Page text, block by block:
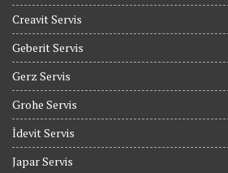
Creavit Servis
Geberit Servis
Gerz Servis
Grohe Servis
İdevit Servis
Japar Servis